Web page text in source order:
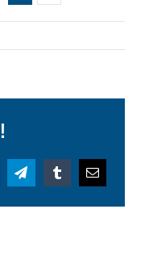
TelegramTumblrEmail